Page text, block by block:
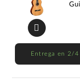
Entrega en 2/4